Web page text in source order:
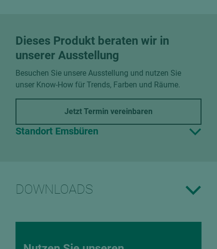
Dieses Produkt beraten wir in
unserer Ausstellung
Besuchen Sie unsere Ausstellung und nutzen Sie
unser Know-How für Trends, Farben und Räume.
Jetzt Termin vereinbaren
Standort Emsbüren
DOWNLOADS